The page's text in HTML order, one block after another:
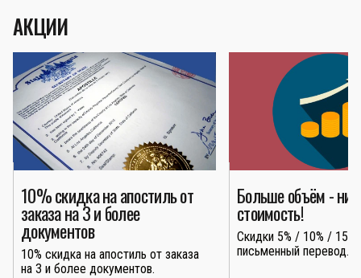
АКЦИИ
10% скидка на апостиль от
заказа на 3 и более
документов
10% скидка на апостиль от заказа
на 3 и более документов.
Больше объём -
стоимость!
Скидки 5% / 10% / 15%
письменный перевод.